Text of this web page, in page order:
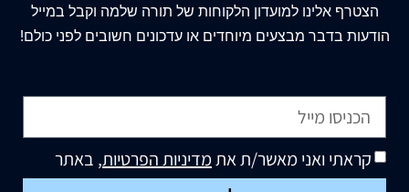
הצטרף אלינו למועדון הלקוחות של תורה שלמה וקבל במייל
הודעות בדבר מבצעים מיוחדים או עדכונים חשובים לפני כולם!
קראתי ואני מאשר/ת אתמדיניות הפרטיות, באתר